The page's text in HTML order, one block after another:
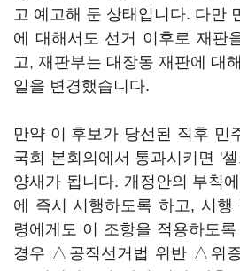
고 예고해 둔 상태입니다. 다만
에 대해서도 선거 이후로 재판
고, 재판부는 대장동 재판에 대
일을 변경했습니다.
만약 이 후보가 당선된 직후 민
국회 본회의에서 통과시키면 '
양새가 됩니다. 개정안의 부칙
에 즉시 시행하도록 하고, 시행
령에게도 이 조항을 적용하도록
경우 △공직선거법 위반 △위